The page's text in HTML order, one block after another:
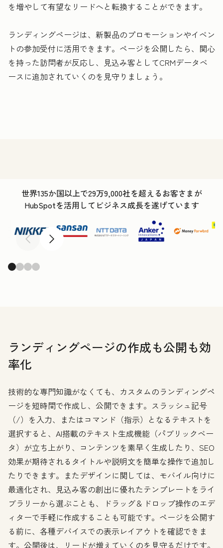
を増やして有望なリードへと転換することができます。
ランディングページは、新製品のプロモーションやイベン
トの参加受付に活用できます。ページを公開したら、関心
を持った訪問者が反応し、見込み客としてCRMデータベ
ースに追加されていくのを見守りましょう。
世界135か国以上で29万9,000社を超えるお客さまが
HubSpotを活用してビジネス成長を遂げています
前へ 次へ
ランディングページの作成も公開も効
率化
技術的な専門知識がなくても、カスタムのランディングペ
ージを短時間で作成し、公開できます。スラッシュ記号
（/）を入力、またはコマンド（指示）となるテキストを
選択すると、AI搭載のテキスト生成機能（パブリックベー
タ）が立ち上がり、コンテンツを素早く生成したり、SEO
効果が期待されるタイトルや説明文を簡単な操作で追加し
たりできます。またデザインに関しては、モバイル向けに
最適化され、見込み客の創出に優れたテンプレートをライ
ブラリーから選ぶことも、ドラッグ＆ドロップ操作のエデ
ィターで手軽に作成することも可能です。ページを公開す
る前に、各種デバイスでの表示レイアウトを確認できま
す。公開後は、リードが増えていくのを見守るだけです。